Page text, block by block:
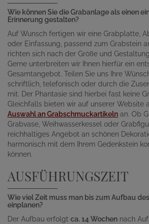
Wie können Sie die Grabanlage als einen
Erinnerung gestalten?
Auf Wunsch fertigen wir eine Grabplatte,
oder Einfassung, passend zum Grabstein
richten sich nach der Größe und
Gerne unterbreiten wir Ihnen hierfür ein
Gesamtangebot. Teilen Sie uns Ihre
schriftlich, telefonisch oder durch die
mit. Der Phantasie sind hierbei fast keine
Gleichfalls bieten wir auf unserer Website
Auswahl an Grabschmuckartikeln an. Ob
Grabvase, Weihwasserkessel oder
reichhaltiges Angebot an schönen
harmonisch mit dem Ihrem Gedenkstein
können.
AUSFÜHRUNGSZEIT
Wie viel Zeit muss man bis zum Aufbau
einplanen?
Der Aufbau erfolgt ca. 14 Wochen nach